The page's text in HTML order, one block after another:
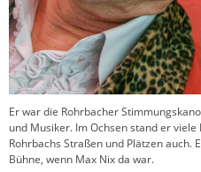
Er war die Rohrbacher
und Musiker. Im Ochsen stand er
Rohrbachs Straßen und Plätzen auch.
Bühne, wenn Max Nix da war.